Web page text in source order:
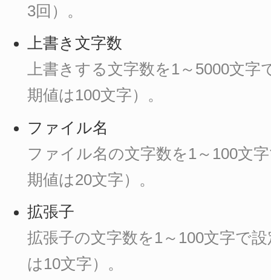
3回）。
上書き文字数
上書きする文字数を1～5000文字
期値は100文字）。
ファイル名
ファイル名の文字数を1～100文
期値は20文字）。
拡張子
拡張子の文字数を1～100文字で
は10文字）。